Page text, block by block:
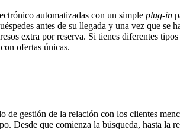
automatizadas con un simple plug-in
antes de su llegada y una vez que se
extra por reserva. Si tienes diferentes
ofertas únicas.
gestión de la relación con los clientes
Desde que comienza la búsqueda, hasta la